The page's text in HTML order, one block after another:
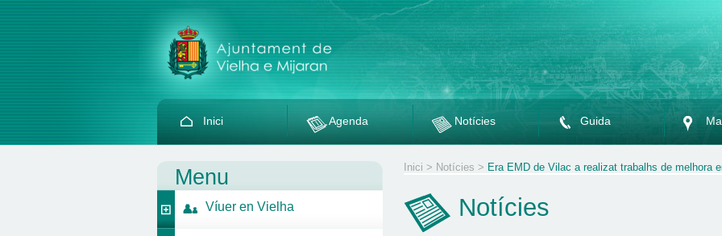
Inici Agenda Notícies Guida
Menu
Víuer en Vielha
Inici > Notícies > Era EMD de Vilac a realizat trabalhs de melhora
Notícies